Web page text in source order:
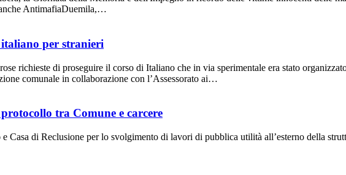
AntimafiaDuemila,…
per stranieri
richieste di proseguire il corso di Italiano che in via sperimentale era stato
comunale in collaborazione con l’Assessorato ai…
tra Comune e carcere
di Reclusione per lo svolgimento di lavori di pubblica utilità all’esterno della